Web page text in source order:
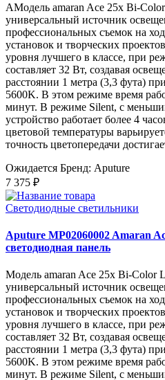
AМодель amaran Ace 25x Bi-
универсальный источник
профессиональных съемок на
установок и творческих
уровня лучшего в классе, при
составляет 32 Вт, создавая
расстоянии 1 метра (3,3 фута)
5600K. В этом режиме время
минут. В режиме Silent, с
устройство работает более 4
цветовой температуры
точность цветопередачи
Ожидается Бренд: Aputure
7 375 ₽
Светодиодные светильники
Aputure MP02060002 Amaran
светодиодная панель
Модель amaran Ace 25x Bi-Color
универсальный источник
профессиональных съемок на
установок и творческих
уровня лучшего в классе, при
составляет 32 Вт, создавая
расстоянии 1 метра (3,3 фута)
5600K. В этом режиме время
минут. В режиме Silent, с